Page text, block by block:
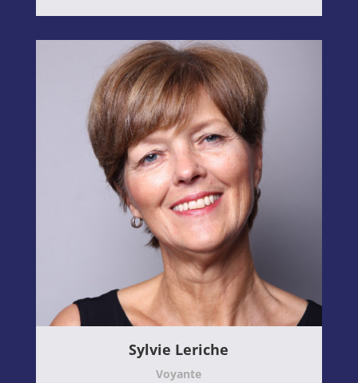
Sylvie Leriche
Voyante